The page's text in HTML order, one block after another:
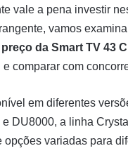
vale a pena investir
vamos
preço da Smart TV 43
comparar com
em diferentes
DU8000, a linha
opções variadas para